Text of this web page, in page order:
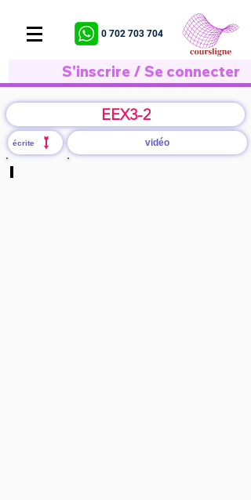
0 702 703 704
S'inscrire / Se connecter
EEX3-2
écrite vidéo